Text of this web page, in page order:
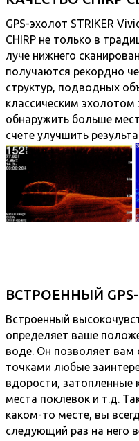
GPS-эхолот STRIKER
CHIRP не только в
луче нижнего
получаются рекордно
структур, подводных
классическим
обнаружить больше
счете улучшить
ВСТРОЕННЫЙ
Встроенный
определяет ваше
воде. Он позволяет
точками любые
вдорости, затопленные
места поклевок и т.д.
каком-то месте, вы
следующий раз на него